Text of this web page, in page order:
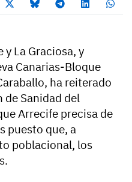
La Graciosa, y
Canarias-Bloque
ha reiterado
de Sanidad del
Arrecife precisa de
puesto que, a
poblacional, los